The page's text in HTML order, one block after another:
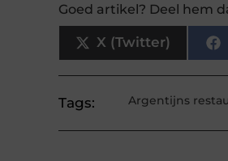
Goed artikel? Deel hem
X (Twitter)
Tags: Argentijns